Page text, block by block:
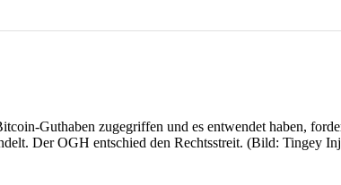
Guthaben zugegriffen und es entwendet haben,
Der OGH entschied den Rechtsstreit. (Bild: Tingey